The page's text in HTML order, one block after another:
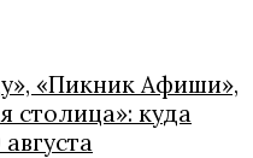
«Пикник Афиши»,
столица»: куда